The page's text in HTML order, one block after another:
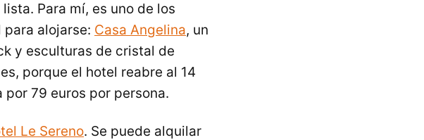
Para mí, es uno de los
alojarse: Casa Angelina, un
y esculturas de cristal de
porque el hotel reabre al 14
79 euros por persona.
Le Sereno. Se puede alquilar